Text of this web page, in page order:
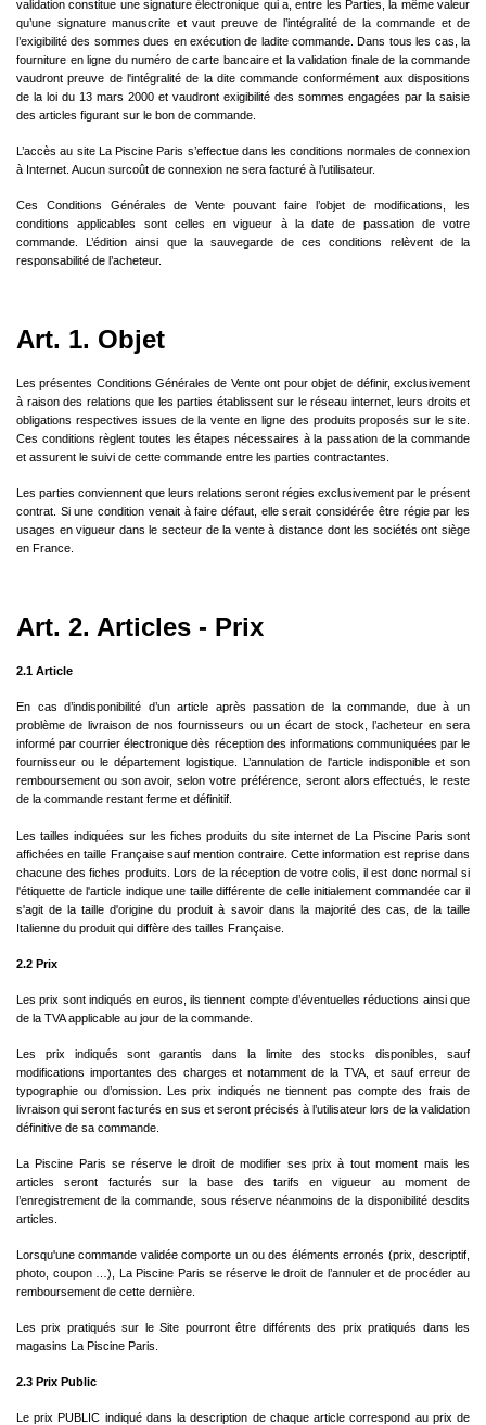
validation constitue une signature électronique qui a, entre les Parties, la même valeur
qu’une signature manuscrite et vaut preuve de l’intégralité de la commande et de
l’exigibilité des sommes dues en exécution de ladite commande. Dans tous les cas, la
fourniture en ligne du numéro de carte bancaire et la validation finale de la commande
vaudront preuve de l'intégralité de la dite commande conformément aux dispositions
de la loi du 13 mars 2000 et vaudront exigibilité des sommes engagées par la saisie
des articles figurant sur le bon de commande.
L’accès au site La Piscine Paris s’effectue dans les conditions normales de connexion
à Internet. Aucun surcoût de connexion ne sera facturé à l’utilisateur.
Ces Conditions Générales de Vente pouvant faire l’objet de modifications, les
conditions applicables sont celles en vigueur à la date de passation de votre
commande. L’édition ainsi que la sauvegarde de ces conditions relèvent de la
responsabilité de l’acheteur.
Art. 1. Objet
Les présentes Conditions Générales de Vente ont pour objet de définir, exclusivement
à raison des relations que les parties établissent sur le réseau internet, leurs droits et
obligations respectives issues de la vente en ligne des produits proposés sur le site.
Ces conditions règlent toutes les étapes nécessaires à la passation de la commande
et assurent le suivi de cette commande entre les parties contractantes.
Les parties conviennent que leurs relations seront régies exclusivement par le présent
contrat. Si une condition venait à faire défaut, elle serait considérée être régie par les
usages en vigueur dans le secteur de la vente à distance dont les sociétés ont siège
en France.
Art. 2. Articles - Prix
2.1 Article
En cas d’indisponibilité d’un article après passation de la commande, due à un
problème de livraison de nos fournisseurs ou un écart de stock, l’acheteur en sera
informé par courrier électronique dès réception des informations communiquées par le
fournisseur ou le département logistique. L’annulation de l'article indisponible et son
remboursement ou son avoir, selon votre préférence, seront alors effectués, le reste
de la commande restant ferme et définitif.
Les tailles indiquées sur les fiches produits du site internet de La Piscine Paris sont
affichées en taille Française sauf mention contraire. Cette information est reprise dans
chacune des fiches produits. Lors de la réception de votre colis, il est donc normal si
l'étiquette de l'article indique une taille différente de celle initialement commandée car il
s'agit de la taille d'origine du produit à savoir dans la majorité des cas, de la taille
Italienne du produit qui diffère des tailles Française.
2.2 Prix
Les prix sont indiqués en euros, ils tiennent compte d’éventuelles réductions ainsi que
de la TVA applicable au jour de la commande.
Les prix indiqués sont garantis dans la limite des stocks disponibles, sauf
modifications importantes des charges et notamment de la TVA, et sauf erreur de
typographie ou d’omission. Les prix indiqués ne tiennent pas compte des frais de
livraison qui seront facturés en sus et seront précisés à l’utilisateur lors de la validation
définitive de sa commande.
La Piscine Paris se réserve le droit de modifier ses prix à tout moment mais les
articles seront facturés sur la base des tarifs en vigueur au moment de
l’enregistrement de la commande, sous réserve néanmoins de la disponibilité desdits
articles.
Lorsqu'une commande validée comporte un ou des éléments erronés (prix, descriptif,
photo, coupon …), La Piscine Paris se réserve le droit de l’annuler et de procéder au
remboursement de cette dernière.
Les prix pratiqués sur le Site pourront être différents des prix pratiqués dans les
magasins La Piscine Paris.
2.3 Prix Public
Le prix PUBLIC indiqué dans la description de chaque article correspond au prix de